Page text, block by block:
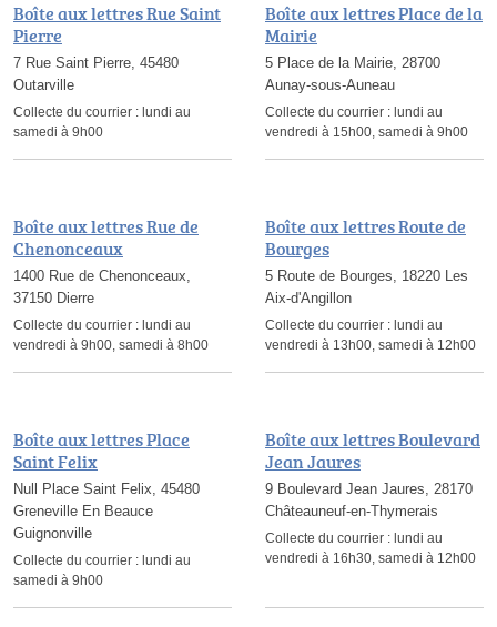
Boîte aux lettres Rue Saint
Pierre
7 Rue Saint Pierre, 45480
Outarville
Collecte du courrier : lundi au
samedi à 9h00
Boîte aux lettres Place de la
Mairie
5 Place de la Mairie, 28700
Aunay-sous-Auneau
Collecte du courrier : lundi au
vendredi à 15h00, samedi à 9h00
Boîte aux lettres Rue de
Chenonceaux
1400 Rue de Chenonceaux,
37150 Dierre
Collecte du courrier : lundi au
vendredi à 9h00, samedi à 8h00
Boîte aux lettres Route de
Bourges
5 Route de Bourges, 18220 Les
Aix-d'Angillon
Collecte du courrier : lundi au
vendredi à 13h00, samedi à 12h00
Boîte aux lettres Place
Saint Felix
Null Place Saint Felix, 45480
Greneville En Beauce
Guignonville
Collecte du courrier : lundi au
samedi à 9h00
Boîte aux lettres Boulevard
Jean Jaures
9 Boulevard Jean Jaures, 28170
Châteauneuf-en-Thymerais
Collecte du courrier : lundi au
vendredi à 16h30, samedi à 12h00